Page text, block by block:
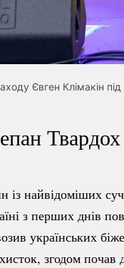
Євген Клімакін
Твардох
із найвідоміших
з перших днів
українських
згодом почав